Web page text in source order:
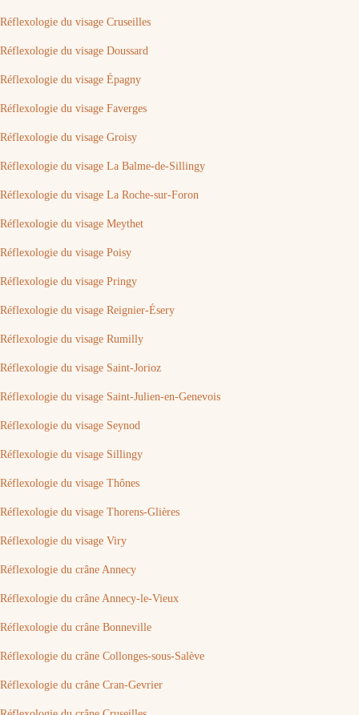
Réflexologie du visage Cruseilles
Réflexologie du visage Doussard
Réflexologie du visage Épagny
Réflexologie du visage Faverges
Réflexologie du visage Groisy
Réflexologie du visage La Balme-de-Sillingy
Réflexologie du visage La Roche-sur-Foron
Réflexologie du visage Meythet
Réflexologie du visage Poisy
Réflexologie du visage Pringy
Réflexologie du visage Reignier-Ésery
Réflexologie du visage Rumilly
Réflexologie du visage Saint-Jorioz
Réflexologie du visage Saint-Julien-en-Genevois
Réflexologie du visage Seynod
Réflexologie du visage Sillingy
Réflexologie du visage Thônes
Réflexologie du visage Thorens-Glières
Réflexologie du visage Viry
Réflexologie du crâne Annecy
Réflexologie du crâne Annecy-le-Vieux
Réflexologie du crâne Bonneville
Réflexologie du crâne Collonges-sous-Salève
Réflexologie du crâne Cran-Gevrier